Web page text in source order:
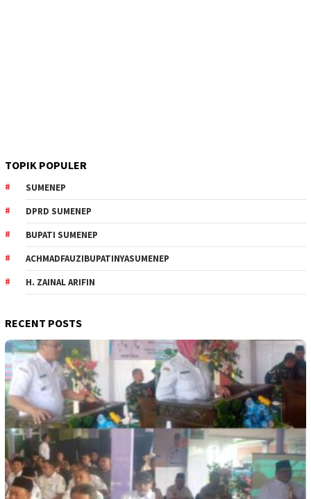
TOPIK POPULER
SUMENEP
DPRD SUMENEP
BUPATI SUMENEP
ACHMADFAUZIBUPATINYASUMENEP
H. ZAINAL ARIFIN
RECENT POSTS